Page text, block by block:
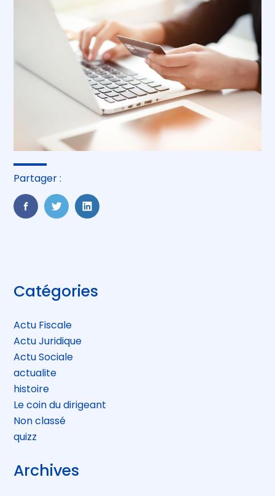
Partager :
FaceBook
TwitterLinkedIn
Blog
sidebar
Catégories
Actu Fiscale
Actu Juridique
Actu Sociale
actualite
histoire
Le coin du dirigeant
Non classé
quizz
Archives